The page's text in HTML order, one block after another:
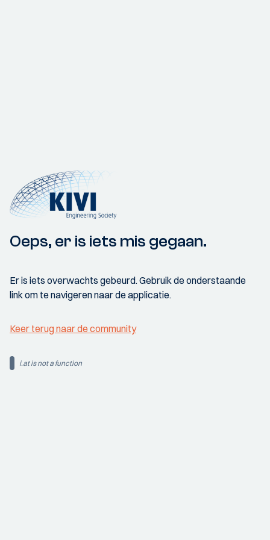
Oeps, er is iets mis gegaan.
Er is iets overwachts gebeurd. Gebruik de onderstaande
link om te navigeren naar de applicatie.
Keer terug naar de community
i.at is not a function